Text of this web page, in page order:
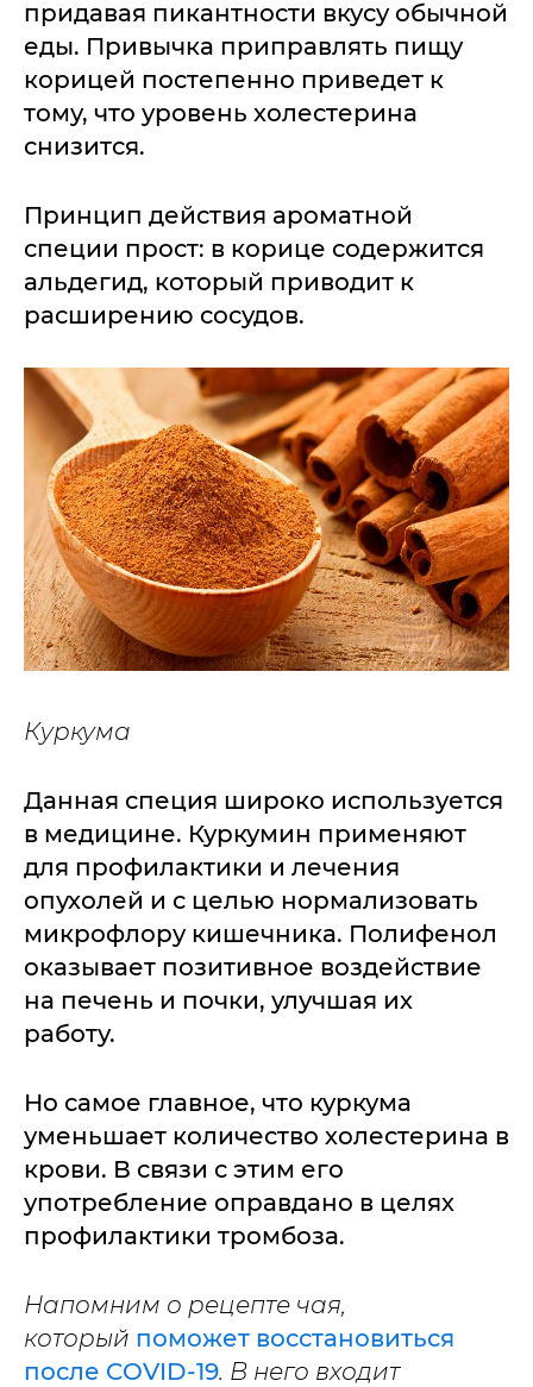
придавая пикантности вкусу обычной
еды. Привычка приправлять пищу
корицей постепенно приведет к
тому, что уровень холестерина
снизится.
Принцип действия ароматной
специи прост: в корице содержится
альдегид, который приводит к
расширению сосудов.
Куркума
Данная специя широко используется
в медицине. Куркумин применяют
для профилактики и лечения
опухолей и с целью нормализовать
микрофлору кишечника. Полифенол
оказывает позитивное воздействие
на печень и почки, улучшая их
работу.
Но самое главное, что куркума
уменьшает количество холестерина в
крови. В связи с этим его
употребление оправдано в целях
профилактики тромбоза.
Напомним о рецепте чая,
который поможет восстановиться
после COVID-19. В него входит